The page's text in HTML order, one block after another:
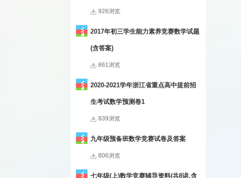
926浏览
2017年初三学生能力素养竞赛数学试题
(含答案)
861浏览
2020-2021学年浙江省重点高中提前招
生考试数学预测卷1
839浏览
九年级预备班数学竞赛试卷及答案
806浏览
七年级(上)数学竞赛辅导资料(共8讲,含